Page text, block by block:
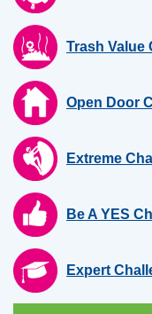
Trash Value
Open Door
Extreme
Be A YES
Expert